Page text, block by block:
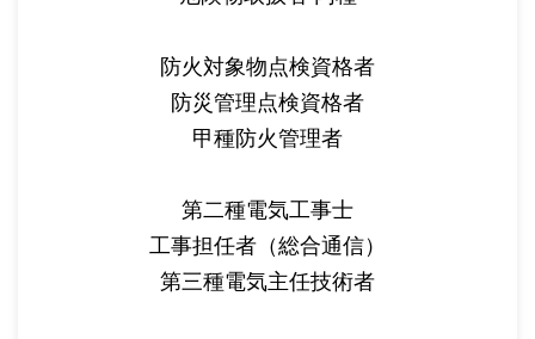
防火対象物点検資格者
防災管理点検資格者
甲種防火管理者
第二種電気工事士
工事担任者（総合通信）
第三種電気主任技術者